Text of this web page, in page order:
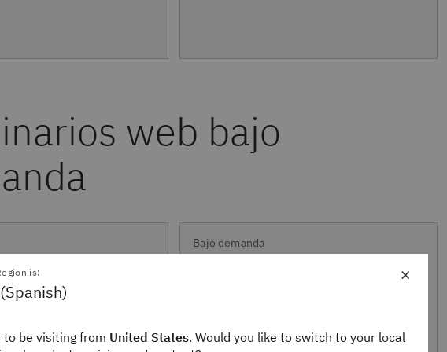
IBM Storage
Bajo demanda
confianza
×
is:
to be visiting from United States. Would you like to switch to your local